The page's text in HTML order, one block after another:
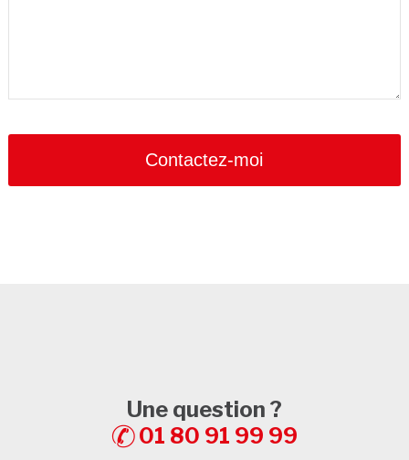
Contactez-moi
Une question ?
01 80 91 99 99